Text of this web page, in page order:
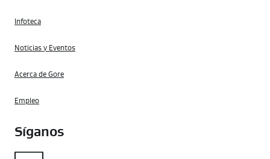
Infoteca
Noticias y Eventos
Acerca de Gore
Empleo
Síganos